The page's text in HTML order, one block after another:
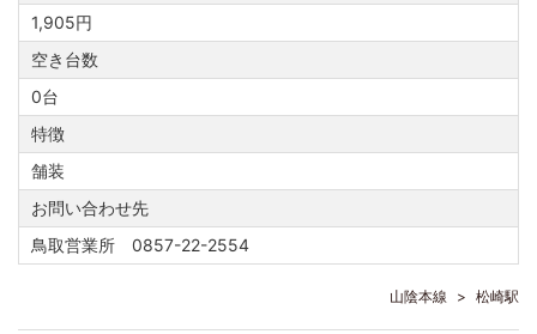
1,905円
空き台数
0台
特徴
舗装
お問い合わせ先
鳥取営業所 0857-22-2554
山陰本線 松崎駅